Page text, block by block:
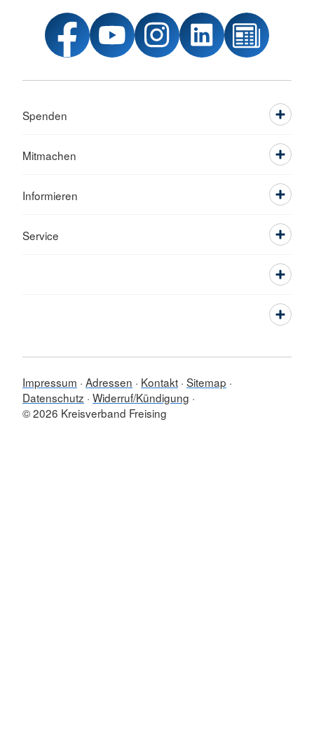
Spenden
Mitmachen
Informieren
Service
Impressum Adressen Kontakt Sitemap
Datenschutz Widerruf/Kündigung
© 2026 Kreisverband Freising